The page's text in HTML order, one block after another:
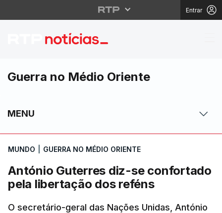
Entrar
António Guterres diz-
Guerra no Médio Oriente
MENU
MUNDO GUERRA NO MÉDIO ORIENTE
António Guterres diz-se confortado
pela libertação dos reféns
O secretário-geral das Nações Unidas, António